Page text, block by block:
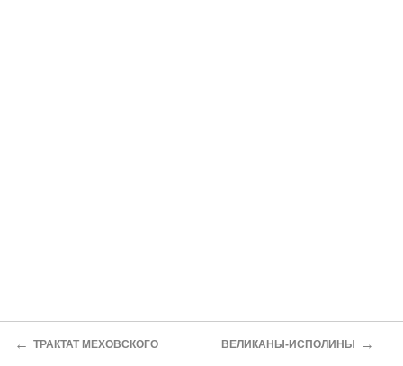
← ТРАКТАТ МЕХОВСКОГО ВЕЛИКАНЫ-ИСПОЛИНЫ →